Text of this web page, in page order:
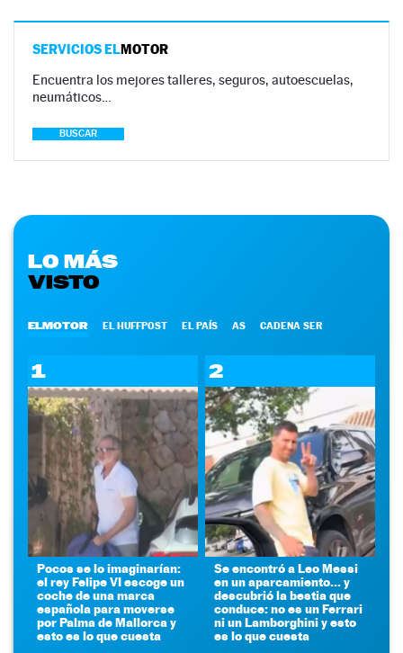
SERVICIOS ELMOTOR
Encuentra los mejores talleres, seguros, autoescuelas,
neumáticos…
BUSCAR
LO MÁS
VISTO
ELMOTOR EL HUFFPOST EL PAÍS AS CADENA SER
1
Pocos se lo imaginarían:
el rey Felipe VI escoge un
coche de una marca
española para moverse
por Palma de Mallorca y
esto es lo que cuesta
2
Se encontró a Leo Messi
en un aparcamiento... y
descubrió la bestia que
conduce: no es un Ferrari
ni un Lamborghini y esto
es lo que cuesta